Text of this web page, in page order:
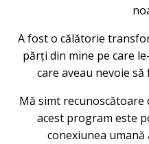
A fost o călătorie
părți din mine pe care
care aveau nevoie
Mă simt recunoscătoare
acest program este
conexiunea